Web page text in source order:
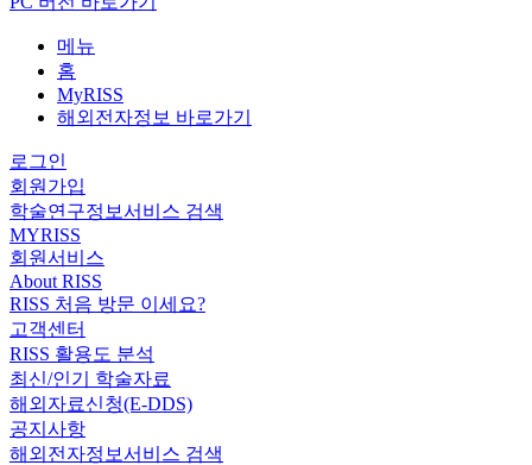
메뉴
홈
MyRISS
해외전자정보 바로가기
로그인
회원가입
학술연구정보서비스 검색
MYRISS
회원서비스
About RISS
RISS 처음 방문 이세요?
고객센터
RISS 활용도 분석
최신/인기 학술자료
해외자료신청(E-DDS)
공지사항
해외전자정보서비스 검색